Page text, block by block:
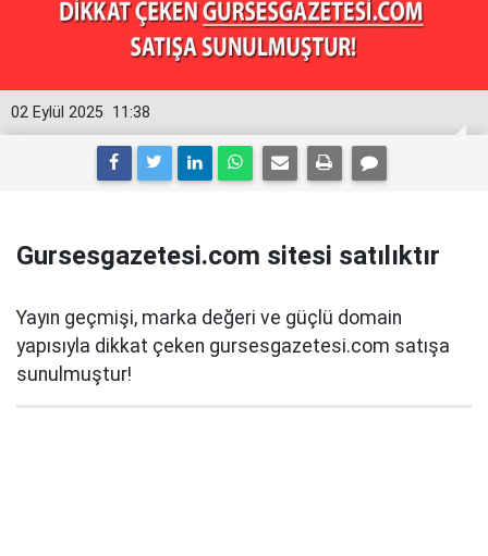
11:38
02 Eylül 2025
Gursesgazetesi.com sitesi satılıktır
Yayın geçmişi, marka değeri ve güçlü domain
yapısıyla dikkat çeken gursesgazetesi.com satışa
sunulmuştur!